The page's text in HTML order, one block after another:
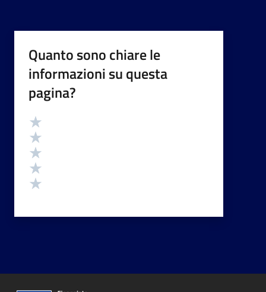
Quanto sono chiare le
informazioni su questa
pagina?
Valutazione